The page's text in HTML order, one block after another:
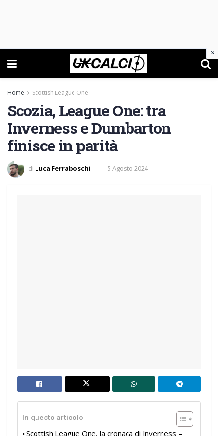
Home Scottish League One
Scozia, League One: tra
Inverness e Dumbarton
finisce in parità
di Luca Ferraboschi 5 Agosto 2024
In questo articolo
Scottish League One, la cronaca di Inverness –
×